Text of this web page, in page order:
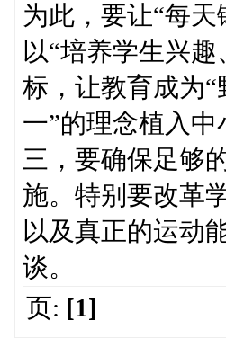
为此，要让“每
以“培养学生兴
标，让教育成为
一”的理念植入
三，要确保足够
施。特别要改革
以及真正的运动
谈。
页: [1]